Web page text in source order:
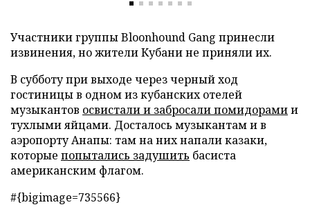
Участники группы Bloonhound Gang принесли
извинения, но жители Кубани не приняли их.
В субботу при выходе через черный ход
гостиницы в одном из кубанских отелей
музыкантов освистали и забросали помидорамии
тухлыми яйцами. Досталось музыкантам и в
аэропорту Анапы: там на них напали казаки,
которые попытались задушить басиста
американским флагом.
#{bigimage=735566}